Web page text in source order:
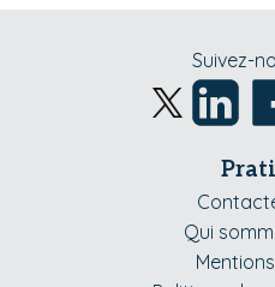
Suivez-
Qui